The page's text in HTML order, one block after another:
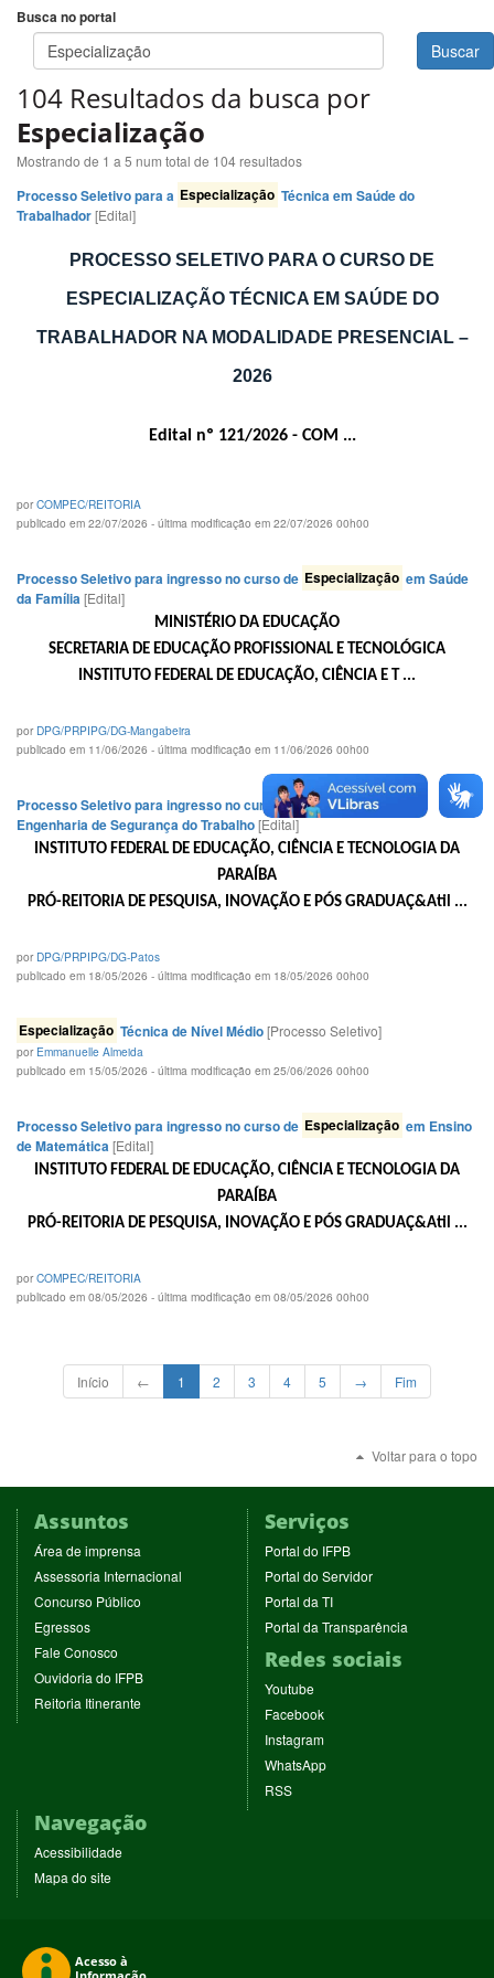
Busca no portal
Buscar
104 Resultados da busca por
Especialização
Mostrando de 1 a 5 num total de 104 resultados
Processo Seletivo para a Especialização Técnica em Saúde do
Trabalhador[Edital]
PROCESSO SELETIVO PARA O CURSO DE
ESPECIALIZAÇÃO TÉCNICA EM SAÚDE DO
TRABALHADOR NA MODALIDADE PRESENCIAL –
2026
Edital nº 121/2026 - COM ...
porCOMPEC/REITORIA
publicado em 22/07/2026 - última modificação em 22/07/2026 00h00
Processo Seletivo para ingresso no curso de Especialização em Saúde
da Família[Edital]
MINISTÉRIO DA EDUCAÇÃO
SECRETARIA DE EDUCAÇÃO PROFISSIONAL E TECNOLÓGICA
INSTITUTO FEDERAL DE EDUCAÇÃO, CIÊNCIA E T ...
por DPG/PRPIPG/DG-Mangabeira
publicado em 11/06/2026 - última modificação em 11/06/2026 00h00
Processo Seletivo para ingresso no curso deEspecialização
Engenharia de Segurança do Trabalho[Edital]
INSTITUTO FEDERAL DE EDUCAÇÃO, CIÊNCIA E TECNOLOGIA DA
PARAÍBA
PRÓ-REITORIA DE PESQUISA, INOVAÇÃO E PÓS GRADUAÇ&Atil ...
por DPG/PRPIPG/DG-Patos
publicado em 18/05/2026 - última modificação em 18/05/2026 00h00
Especialização Técnica de Nível Médio[Processo Seletivo]
por Emmanuelle Almeida
publicado em 15/05/2026 - última modificação em 25/06/2026 00h00
Processo Seletivo para ingresso no curso de Especialização em Ensino
de ​​Matemática[Edital]
INSTITUTO FEDERAL DE EDUCAÇÃO, CIÊNCIA E TECNOLOGIA DA
PARAÍBA
PRÓ-REITORIA DE PESQUISA, INOVAÇÃO E PÓS GRADUAÇ&Atil ...
porCOMPEC/REITORIA
publicado em 08/05/2026 - última modificação em 08/05/2026 00h00
Início ← 1 2 3 4 5 → Fim
Voltar para o topo
Assuntos
Área de imprensa
em
nova
Assessoria Internacional
Concurso Público
Egressos(abre
nova
janela)
Fale Conosco
em
nova
janela)
Ouvidoria do IFPB(abre
Reitoria Itinerante(abre
Serviços
Portal do IFPB(abre
em
nova
Portal do Servidor(abre
janela)
Portal da TI(abre
nova
janela)
Portal da Transparência
Redes sociais
Youtube(abre
em
nova
janela)
Facebook(abre
nova
janela)
Instagram(abre
nova
WhatsApp(abre
RSS(abre
Navegação
Acessibilidade
Mapa do site